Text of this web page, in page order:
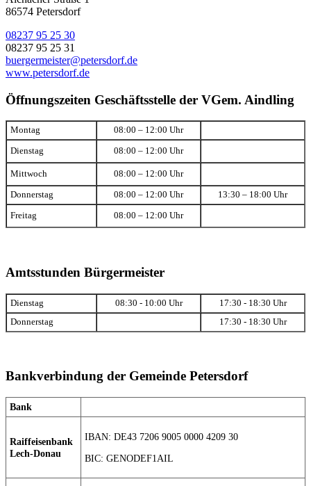
86574 Petersdorf
08237 95 25 30
08237 95 25 31
buergermeister@petersdorf.de
www.petersdorf.de
Öffnungszeiten Geschäftsstelle der VGem. Aindling
Montag 08:00 – 12:00 Uhr
Dienstag 08:00 – 12:00 Uhr
Mittwoch 08:00 – 12:00 Uhr
Donnerstag 08:00 – 12:00 Uhr 13:30 – 18:00 Uhr
Freitag 08:00 – 12:00 Uhr
Amtsstunden Bürgermeister
Dienstag 08:30 - 10:00 Uhr
17:30 - 18:30 Uhr
Donnerstag
17:30 - 18:30 Uhr
Bankverbindung der Gemeinde Petersdorf
Bank
Raiffeisenbank
Lech-Donau
IBAN: DE43 7206 9005 0000 4209 30
BIC: GENODEF1AIL